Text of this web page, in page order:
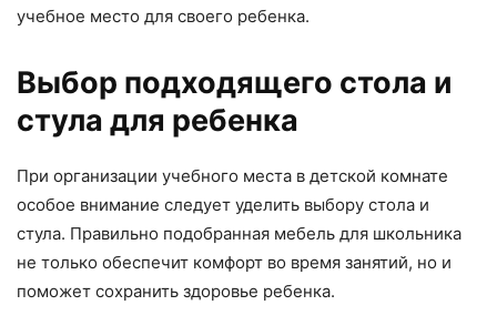
учебное место для своего ребенка.
Выбор подходящего стола и
стула для ребенка
При организации учебного места в детской комнате
особое внимание следует уделить выбору стола и
стула. Правильно подобранная мебель для школьника
не только обеспечит комфорт во время занятий, но и
поможет сохранить здоровье ребенка.